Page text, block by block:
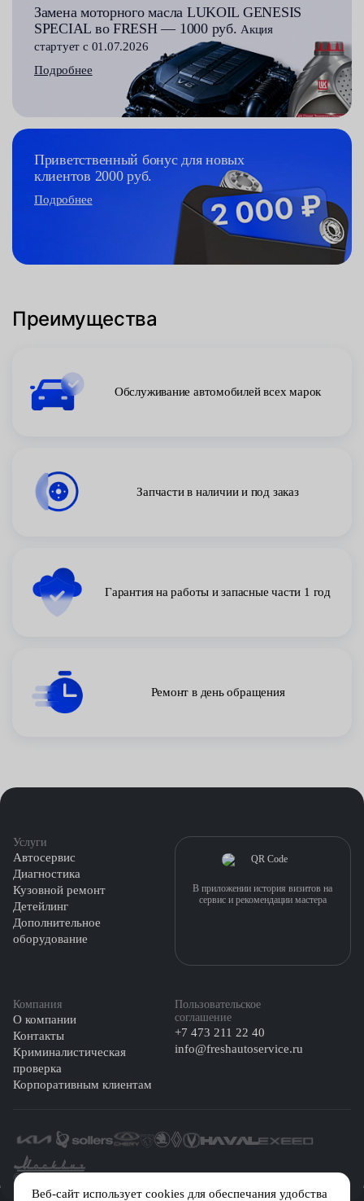
Замена моторного масла LUKOIL GENESIS
SPECIAL во FRESH — 1000 руб. Акция
стартует с 01.07.2026
Подробнее
Приветственный бонус для новых
клиентов 2000 руб.
Подробнее
Преимущества
Обслуживание автомобилей всех марок
Запчасти в наличии и под заказ
Гарантия на работы и запасные части 1 год
Ремонт в день обращения
Веб-сайт использует cookies для обеспечания удобства
Услуги
Автосервис
Диагностика
Кузовной ремонт
Детейлинг
Дополнительное
оборудование
Компания
О компании
Контакты
Криминалистическая
проверка
Корпоративным клиентам
Пользовательское
соглашение
+7 473 211 22 40
info@freshautoservice.ru
В приложении история визитов на
сервис и рекомендации мастера
©️ 2026 Fresh Auto